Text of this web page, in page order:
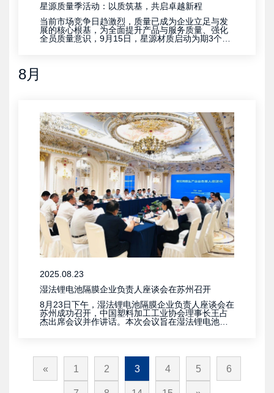
星源质量季活动：以质筑基，共启卓越新程
当前市场竞争日趋激烈，质量已成为企业立足与发
展的核心根基，为全面提升产品与服务质量、强化
全员质量意识，9月15日，星源材质启动为期3个月
8月
2025.08.23
湿法锂电池隔膜企业负责人座谈会在苏州召开
8月23日下午，湿法锂电池隔膜企业负责人座谈会在
苏州成功召开，中国塑料加工工业协会理事长王占
杰出席会议并作讲话。本次会议旨在湿法锂电池隔
« 1 2 3 4 5 6